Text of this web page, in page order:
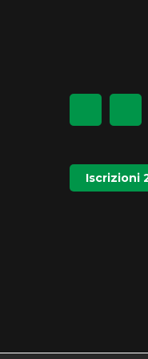
Iscrizioni